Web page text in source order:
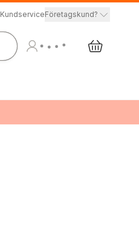
KundserviceFöretagskund?